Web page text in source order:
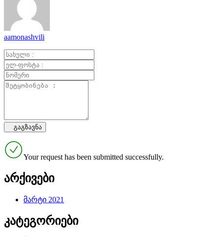
aamonashvili
Your request has been submitted successfully.
არქივები
მარტი 2021
კატეგორიები